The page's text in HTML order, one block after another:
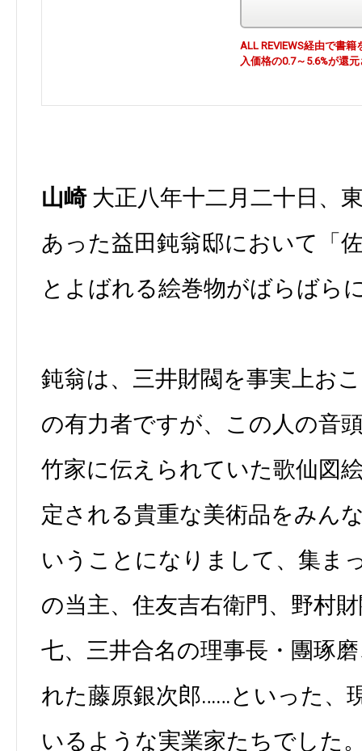
ALL REVIEWS経由で書
入価格の0.7～5.6%が還
山崎大正八年十二月二十日、
あった益田鈍翁邸において「
とよばれる絵巻物がばらばら
鈍翁は、三井財閥を事実上お
の有力者ですが、この人の音
竹家に伝えられていた歌仙図
定される貴重な美術品をみん
いうことになりまして、集ま
の当主、住友吉右衛門、野村
七、三井合名の理事長・團琢
れた藤原銀次郎……といった、
いるような実業家たちでした